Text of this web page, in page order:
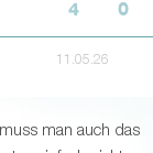
4 0
11.05.26
man auch das